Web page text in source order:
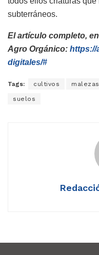
subterráneos.
El artículo completo,
Agro Orgánico: https://
digitales/#
Tags: cultivos malezas
suelos